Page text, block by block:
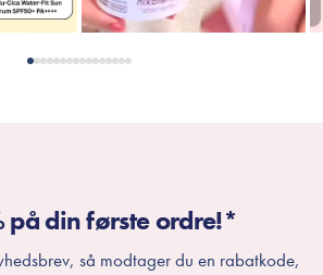
på din første ordre!*
så modtager du en rabatkode,